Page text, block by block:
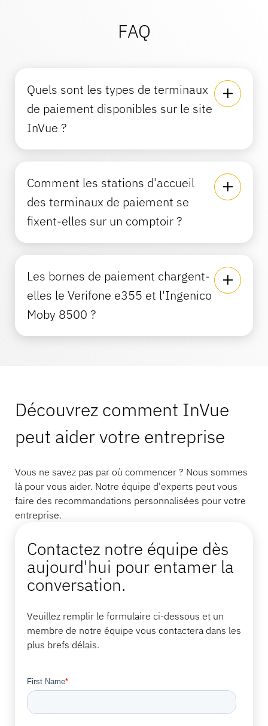
FAQ
Quels sont les types de terminaux
de paiement disponibles sur le site
InVue ?
Comment les stations d'accueil
des terminaux de paiement se
fixent-elles sur un comptoir ?
Les bornes de paiement chargent-
elles le Verifone e355 et l'Ingenico
Moby 8500 ?
Découvrez comment InVue
peut aider votre entreprise
Vous ne savez pas par où commencer ? Nous sommes
là pour vous aider. Notre équipe d'experts peut vous
faire des recommandations personnalisées pour votre
entreprise.
Contactez notre équipe dès
aujourd'hui pour entamer la
conversation.
Veuillez remplir le formulaire ci-dessous et un
membre de notre équipe vous contactera dans les
plus brefs délais.